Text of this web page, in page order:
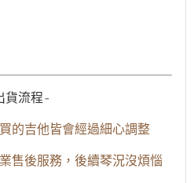
貨流程-
的吉他皆會經過細心調整
售後服務，後續琴況沒煩惱